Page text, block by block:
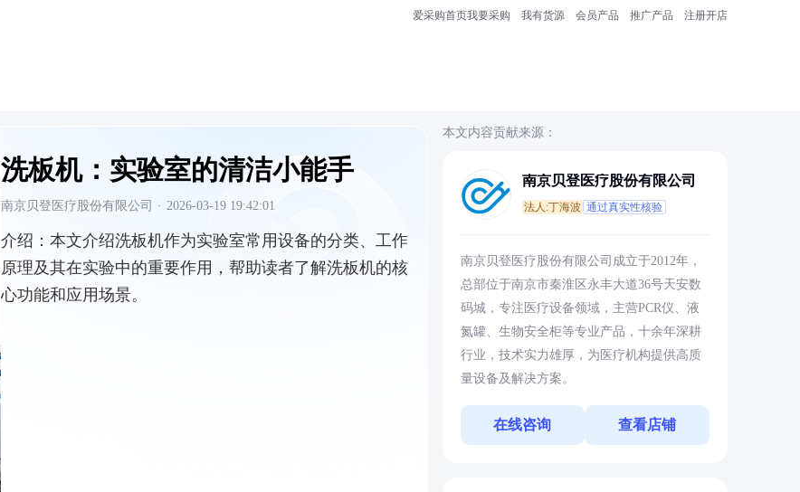
爱采购首页我要采购 我有货源 会员产品 推广产品 注册开店
洗板机：实验室的清洁小能手
南京贝登医疗股份有限公司 · 2026-03-19 19:42:01
介绍： 本文介绍洗板机作为实验室常用设备的分类、工作
原理及其在实验中的重要作用，帮助读者了解洗板机的核
心功能和应用场景。
本文内容贡献来源：
南京贝登医疗股份有限公司
法人:丁海波 通过真实性核验
南京贝登医疗股份有限公司成立于2012年，
总部位于南京市秦淮区永丰大道36号天安数
码城，专注医疗设备领域，主营PCR仪、液
氮罐、生物安全柜等专业产品，十余年深耕
行业，技术实力雄厚，为医疗机构提供高质
量设备及解决方案。
在线咨询 查看店铺